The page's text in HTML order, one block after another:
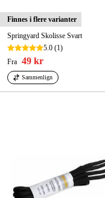
Kontakt
Vanlige spørsmål
Finnes i flere varianter
Springyard Skolisse Svart
5.0 (1)
Fra 49 kr
Sammenlign